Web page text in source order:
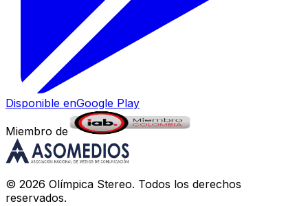
Disponible enGoogle Play
Miembro de
© 2026 Olímpica Stereo. Todos los derechos
reservados.